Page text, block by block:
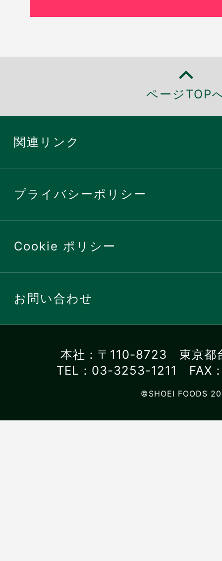
ページTOP
関連リンク
プライバシーポリシー
Cookie ポリシー
お問い合わせ
本社：〒110-8723 東京都
TEL：03-3253-1211 FAX
©SHOEI FOODS